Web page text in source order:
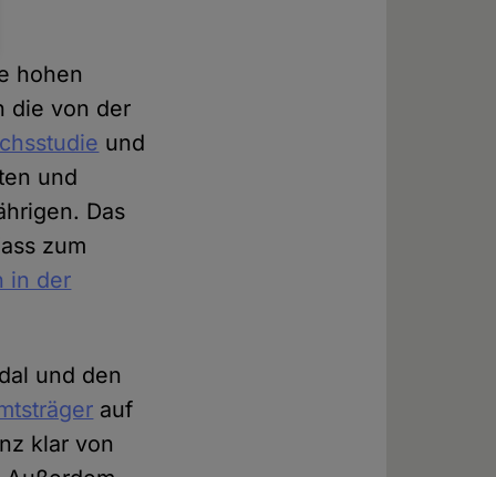
hohen
die von der
und
und
Das
zum
in der
und den
auf
klar von